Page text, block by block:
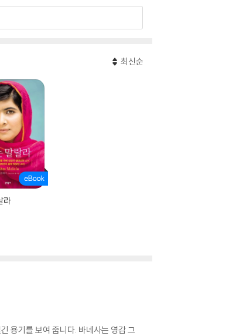
. 그 외에도 국제아동인권평화상, 사하
최신순
라
용기를 보여 줍니다. 바네사는 영감 그